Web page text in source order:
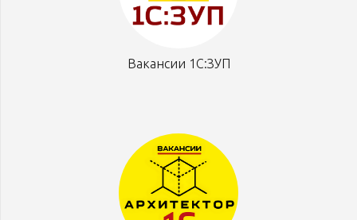
Вакансии 1С:ЗУП